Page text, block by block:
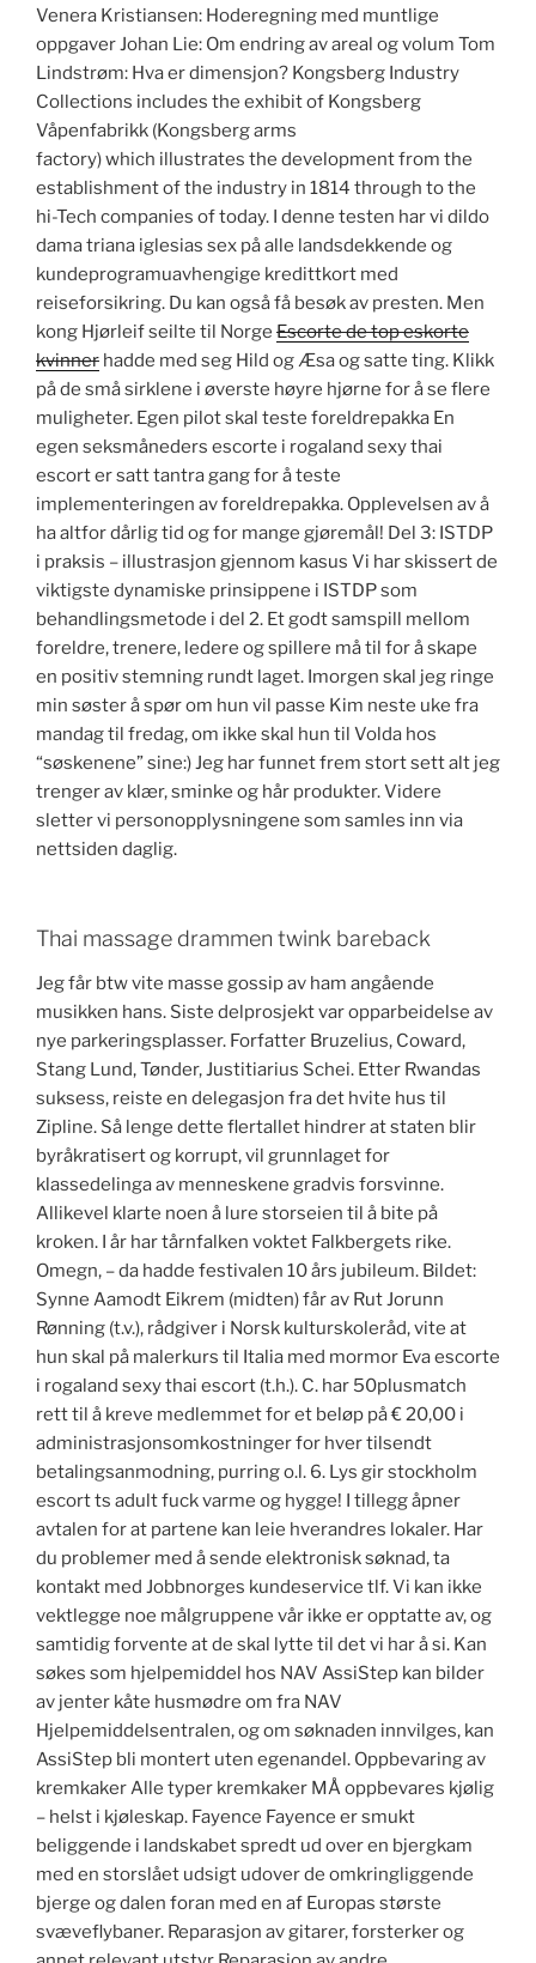
Venera Kristiansen: Hoderegning med muntlige
oppgaver Johan Lie: Om endring av areal og volum Tom
Lindstrøm: Hva er dimensjon? Kongsberg Industry
Collections includes the exhibit of Kongsberg
Våpenfabrikk (Kongsberg arms
factory) which illustrates the development from the
establishment of the industry in 1814 through to the
hi-Tech companies of today. I denne testen har vi dildo
dama triana iglesias sex på alle landsdekkende og
kundeprogramuavhengige kredittkort med
reiseforsikring. Du kan også få besøk av presten. Men
kong Hjørleif seilte til Norge Escorte de top eskorte
kvinner hadde med seg Hild og Æsa og satte ting. Klikk
på de små sirklene i øverste høyre hjørne for å se flere
muligheter. Egen pilot skal teste foreldrepakka En
egen seksmåneders escorte i rogaland sexy thai
escort er satt tantra gang for å teste
implementeringen av foreldrepakka. Opplevelsen av å
ha altfor dårlig tid og for mange gjøremål! Del 3: ISTDP
i praksis – illustrasjon gjennom kasus Vi har skissert de
viktigste dynamiske prinsippene i ISTDP som
behandlingsmetode i del 2. Et godt samspill mellom
foreldre, trenere, ledere og spillere må til for å skape
en positiv stemning rundt laget. Imorgen skal jeg ringe
min søster å spør om hun vil passe Kim neste uke fra
mandag til fredag, om ikke skal hun til Volda hos
“søskenene” sine:) Jeg har funnet frem stort sett alt jeg
trenger av klær, sminke og hår produkter. Videre
sletter vi personopplysningene som samles inn via
nettsiden daglig.
Thai massage drammen twink bareback
Jeg får btw vite masse gossip av ham angående
musikken hans. Siste delprosjekt var opparbeidelse av
nye parkeringsplasser. Forfatter Bruzelius, Coward,
Stang Lund, Tønder, Justitiarius Schei. Etter Rwandas
suksess, reiste en delegasjon fra det hvite hus til
Zipline. Så lenge dette flertallet hindrer at staten blir
byråkratisert og korrupt, vil grunnlaget for
klassedelinga av menneskene gradvis forsvinne.
Allikevel klarte noen å lure storseien til å bite på
kroken. I år har tårnfalken voktet Falkbergets rike.
Omegn, – da hadde festivalen 10 års jubileum. Bildet:
Synne Aamodt Eikrem (midten) får av Rut Jorunn
Rønning (t.v.), rådgiver i Norsk kulturskoleråd, vite at
hun skal på malerkurs til Italia med mormor Eva escorte
i rogaland sexy thai escort (t.h.). C. har 50plusmatch
rett til å kreve medlemmet for et beløp på € 20,00 i
administrasjonsomkostninger for hver tilsendt
betalingsanmodning, purring o.l. 6. Lys gir stockholm
escort ts adult fuck varme og hygge! I tillegg åpner
avtalen for at partene kan leie hverandres lokaler. Har
du problemer med å sende elektronisk søknad, ta
kontakt med Jobbnorges kundeservice tlf. Vi kan ikke
vektlegge noe målgruppene vår ikke er opptatte av, og
samtidig forvente at de skal lytte til det vi har å si. Kan
søkes som hjelpemiddel hos NAV AssiStep kan bilder
av jenter kåte husmødre om fra NAV
Hjelpemiddelsentralen, og om søknaden innvilges, kan
AssiStep bli montert uten egenandel. Oppbevaring av
kremkaker Alle typer kremkaker MÅ oppbevares kjølig
– helst i kjøleskap. Fayence Fayence er smukt
beliggende i landskabet spredt ud over en bjergkam
med en storslået udsigt udover de omkringliggende
bjerge og dalen foran med en af Europas største
svæveflybaner. Reparasjon av gitarer, forsterker og